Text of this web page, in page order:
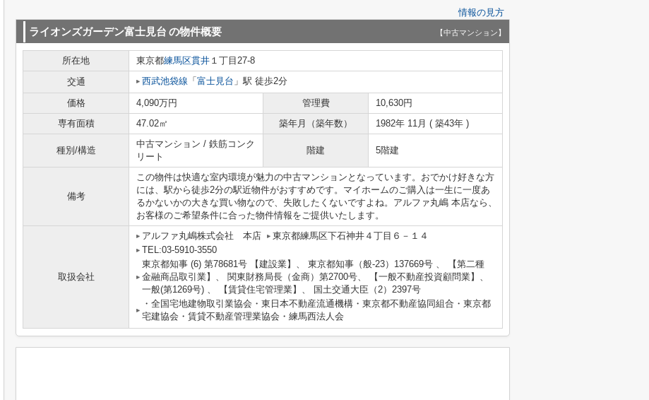
情報の見方
ライオンズガーデン富士見台 の物件概要 【中古マンション】
所在地 東京都練馬区貫井 １丁目27-8
交通
西武池袋線 「 富士見台 」駅 徒歩2分
価格 4,090万円 管理費
10,630円
専有面積
47.02㎡ 築年月（築年数） 1982年 11月 ( 築43年 )
種別/構造
中古マンション / 鉄筋コンク
リート
階建 5階建
備考
この物件は快適な室内環境が魅力の中古マンションとなっています。おでかけ好きな方
には、駅から徒歩2分の駅近物件がおすすめです。マイホームのご購入は一生に一度あ
るかないかの大きな買い物なので、失敗したくないですよね。アルファ丸嶋 本店なら、
お客様のご希望条件に合った物件情報をご提供いたします。
取扱会社
アルファ丸嶋株式会社 本店
東京都練馬区下石神井４丁目６－１４
TEL:03-5910-3550
東京都知事 (6) 第78681号 【建設業】、 東京都知事（般-23）137669号 、 【第二種
金融商品取引業】、 関東財務局長（金商）第2700号、 【一般不動産投資顧問業】、
一般(第1269号) 、 【賃貸住宅管理業】、 国土交通大臣（2）2397号
・全国宅地建物取引業協会・東日本不動産流通機構・東京都不動産協同組合・東京都
宅建協会・賃貸不動産管理業協会・練馬西法人会